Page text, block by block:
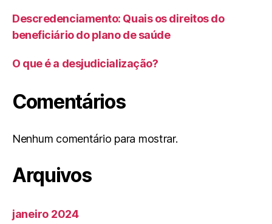
Descredenciamento: Quais os direitos do
beneficiário do plano de saúde
O que é a desjudicialização?
Comentários
Nenhum comentário para mostrar.
Arquivos
janeiro 2024